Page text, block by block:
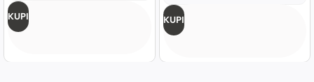
KUPI KUPI